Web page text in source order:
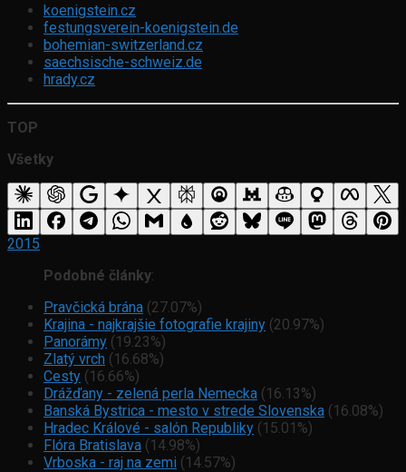
koenigstein.cz
festungsverein-koenigstein.de
bohemian-switzerland.cz
saechsische-schweiz.de
hrady.cz
TOP
Všetky
2015
Podobné články:
Pravčická brána (27.07%)
Krajina - najkrajšie fotografie krajiny (20.97%)
Panorámy (19.23%)
Zlatý vrch (16.68%)
Cesty (16.66%)
Drážďany - zelená perla Nemecka (16.13%)
Banská Bystrica - mesto v strede Slovenska (16.08%)
Hradec Králové - salón Republiky (15.01%)
Flóra Bratislava (14.98%)
Vrboska - raj na zemi (14.57%)